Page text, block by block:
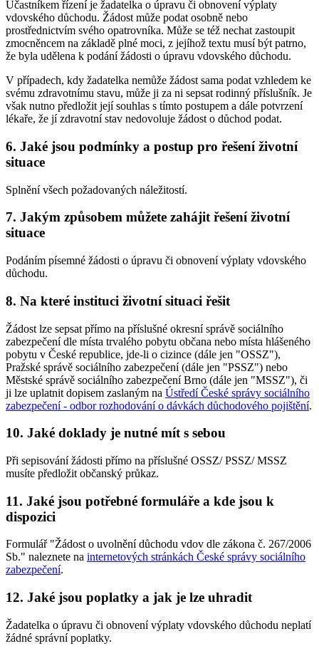
Účastníkem řízení je žadatelka o úpravu či obnovení výplaty
vdovského důchodu. Žádost může podat osobně nebo
prostřednictvím svého opatrovníka. Může se též nechat zastoupit
zmocněncem na základě plné moci, z jejíhož textu musí být patrno,
že byla udělena k podání žádosti o úpravu vdovského důchodu.
V případech, kdy žadatelka nemůže žádost sama podat vzhledem ke
svému zdravotnímu stavu, může ji za ni sepsat rodinný příslušník. Je
však nutno předložit její souhlas s tímto postupem a dále potvrzení
lékaře, že jí zdravotní stav nedovoluje žádost o důchod podat.
6. Jaké jsou podmínky a postup pro řešení životní
situace
Splnění všech požadovaných náležitostí.
7. Jakým způsobem můžete zahájit řešení životní
situace
Podáním písemné žádosti o úpravu či obnovení výplaty vdovského
důchodu.
8. Na které instituci životní situaci řešit
Žádost lze sepsat přímo na příslušné okresní správě sociálního
zabezpečení dle místa trvalého pobytu občana nebo místa hlášeného
pobytu v České republice, jde-li o cizince (dále jen "OSSZ"),
Pražské správě sociálního zabezpečení (dále jen "PSSZ") nebo
Městské správě sociálního zabezpečení Brno (dále jen "MSSZ"), či
ji lze uplatnit dopisem zaslaným na Ústředí České správy sociálního
zabezpečení - odbor rozhodování o dávkách důchodového pojištění.
10. Jaké doklady je nutné mít s sebou
Při sepisování žádosti přímo na příslušné OSSZ/ PSSZ/ MSSZ
musíte předložit občanský průkaz.
11. Jaké jsou potřebné formuláře a kde jsou k
dispozici
Formulář "Žádost o uvolnění důchodu vdov dle zákona č. 267/2006
Sb." naleznete na internetových stránkách České správy sociálního
zabezpečení.
12. Jaké jsou poplatky a jak je lze uhradit
Žadatelka o úpravu či obnovení výplaty vdovského důchodu neplatí
žádné správní poplatky.